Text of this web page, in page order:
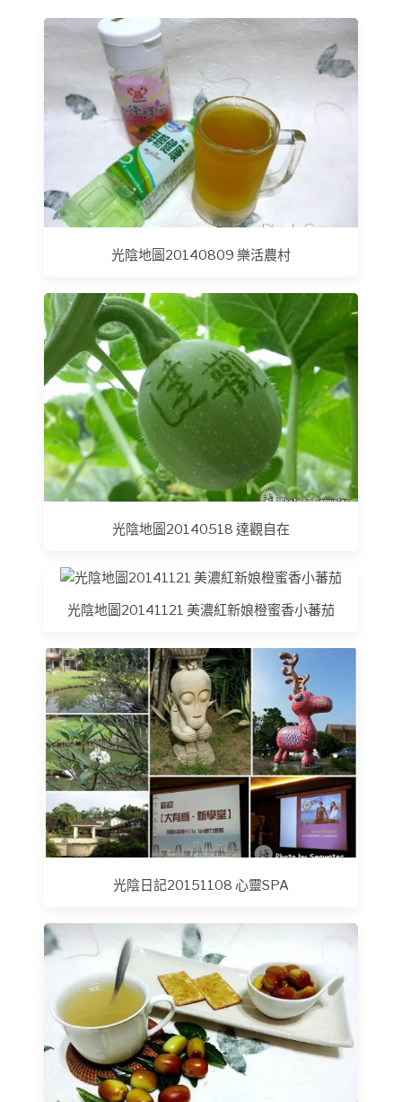
光陰地圖20140809 樂活農村
光陰地圖20140518 達觀自在
光陰地圖20141121 美濃紅新娘橙蜜香小蕃茄
光陰日記20151108 心靈SPA